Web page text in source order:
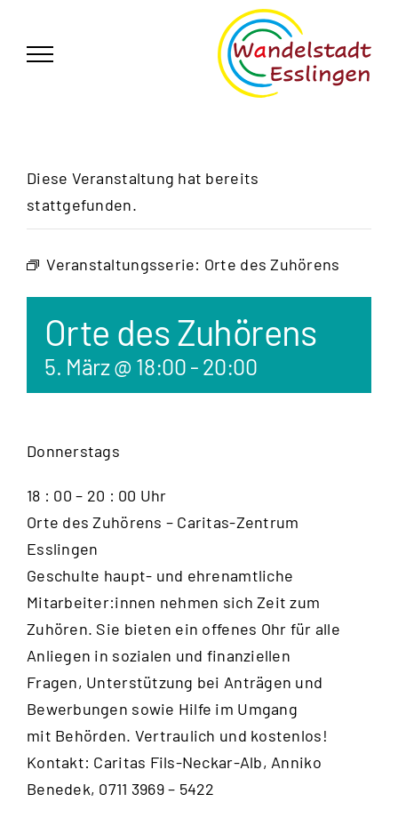
springen
Diese Veranstaltung hat bereits
stattgefunden.
Veranstaltungsserie: Orte des Zuhörens
Orte des Zuhörens
5. März @ 18:00 - 20:00
Donnerstags
18 : 00 – 20 : 00 Uhr
Orte des Zuhörens – Caritas-Zentrum
Esslingen
Geschulte haupt- und ehrenamtliche
Mitarbeiter:innen nehmen sich Zeit zum
Zuhören. Sie bieten ein offenes Ohr für alle
Anliegen in sozialen und finanziellen
Fragen, Unterstützung bei Anträgen und
Bewerbungen sowie Hilfe im Umgang
mit Behörden. Vertraulich und kostenlos!
Kontakt: Caritas Fils-Neckar-Alb, Anniko
Benedek, 0711 3969 – 5422